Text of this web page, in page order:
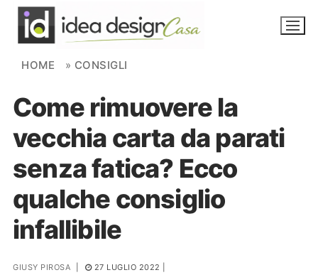
Skip to content
NOVITÀ
AMBIENTI
FAI DA TE
PIANTE
Ortaggio
HOME » CONSIGLI
Come rimuovere la
vecchia carta da parati
senza fatica? Ecco
qualche consiglio
infallibile
GIUSY PIROSA 27 LUGLIO 2022